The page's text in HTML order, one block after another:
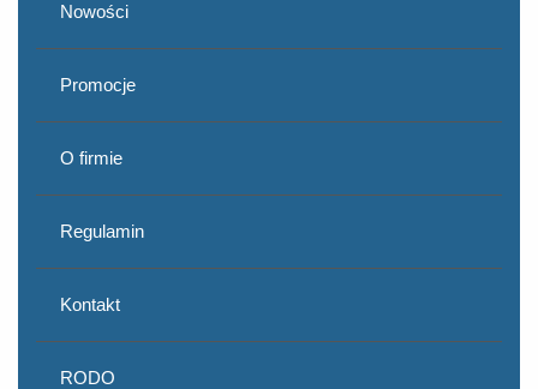
Nowości
Promocje
O firmie
Regulamin
Kontakt
RODO